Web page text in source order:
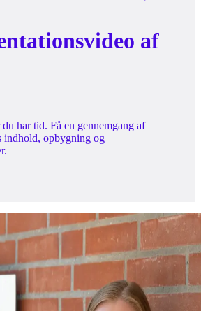
af
har tid. Få en gennemgang af
indhold, opbygning og